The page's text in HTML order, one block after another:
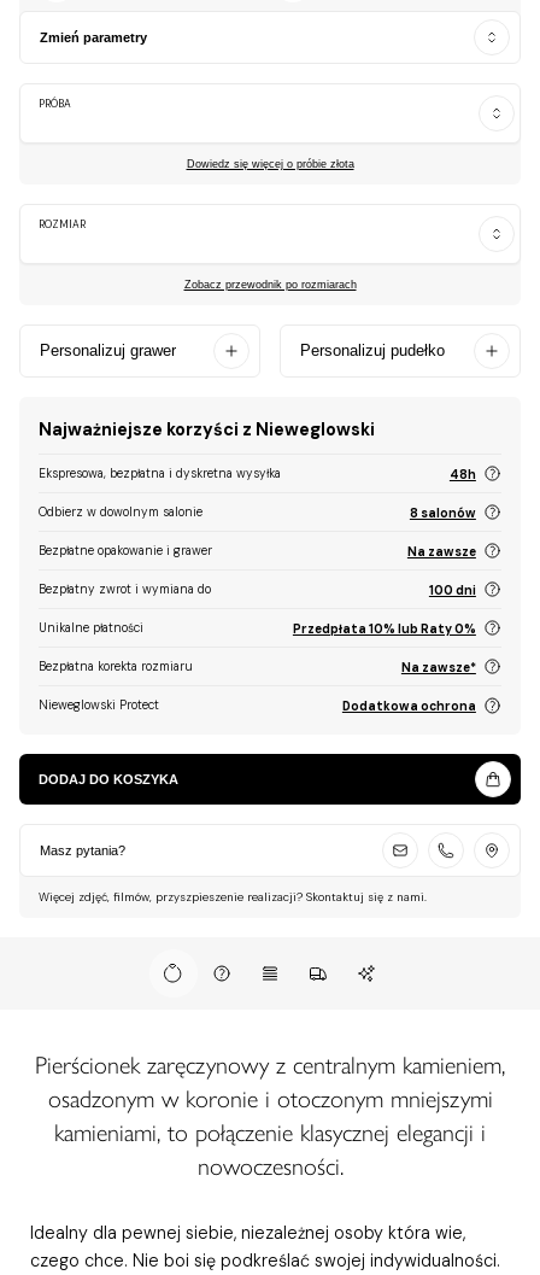
Zmień parametry
PRÓBA
Dowiedz się więcej o próbie złota
ROZMIAR
Zobacz przewodnik po rozmiarach
Personalizuj grawer Personalizuj pudełko
Najważniejsze korzyści z Nieweglowski
Ekspresowa, bezpłatna i dyskretna wysyłka 48h
Odbierz w dowolnym salonie 8 salonów
Bezpłatne opakowanie i grawer Na zawsze
Bezpłatny zwrot i wymiana do 100 dni
Unikalne płatności Przedpłata 10% lub Raty 0%
Bezpłatna korekta rozmiaru Na zawsze*
Nieweglowski Protect Dodatkowa ochrona
DODAJ DO KOSZYKA
Masz pytania?
Więcej zdjęć, filmów, przyszpieszenie realizacji? Skontaktuj się z nami.
Pierścionek zaręczynowy z centralnym kamieniem,
osadzonym w koronie i otoczonym mniejszymi
kamieniami, to połączenie klasycznej elegancji i
nowoczesności.
Idealny dla pewnej siebie, niezależnej osoby która wie,
czego chce. Nie boi się podkreślać swojej indywidualności.